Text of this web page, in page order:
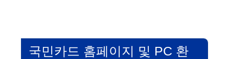
국민카드 홈페이지 및 PC 환